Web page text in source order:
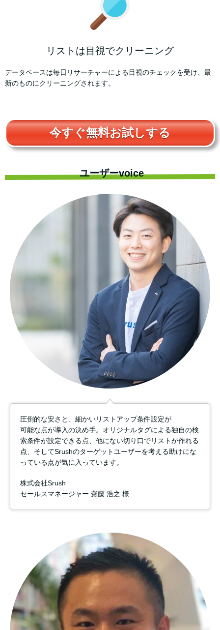
リストは目視でクリーニング
データベースは毎日リサーチャーによる目視のチェックを受け、最
新のものにクリーニングされます。
今すぐ無料お試しする
ユーザーvoice
圧倒的な安さと、細かいリストアップ条件設定が
可能な点が導入の決め手。オリジナルタグによる独自の検
索条件が設定できる点、他にない切り口でリストが作れる
点、そしてSrushのターゲットユーザーを考える助けにな
っている点が気に入っています。
株式会社Srush
セールスマネージャー 齋藤 浩之 様